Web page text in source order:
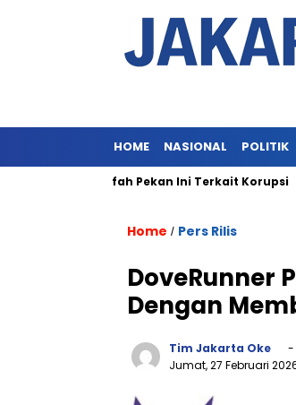
HOME NASIONAL POLITIK
Khofifah Pekan Ini Terkait Korupsi
Home / Pers Rilis
DoveRunner
Dengan
Tim Jakarta Oke
-
Jumat, 27 Februari